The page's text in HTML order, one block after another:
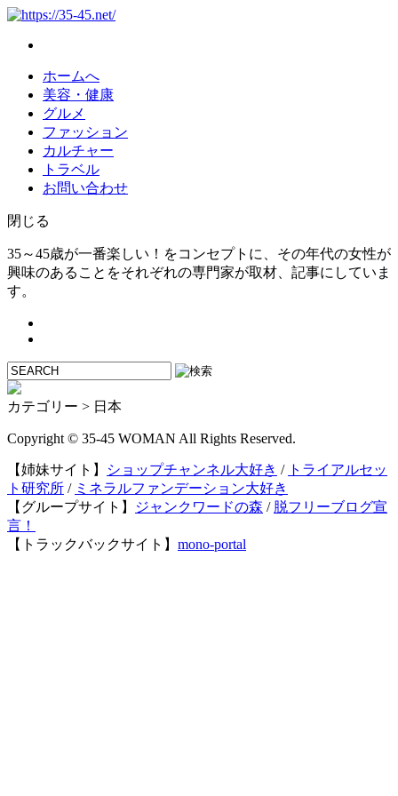
ホームへ
美容・健康
グルメ
ファッション
カルチャー
トラベル
お問い合わせ
閉じる
35～45歳が一番楽しい！をコンセプトに、その年代の女性が
興味のあることをそれぞれの専門家が取材、記事にしていま
す。
カテゴリー > 日本
Copyright © 35-45 WOMAN All Rights Reserved.
【姉妹サイト】 ショップチャンネル大好き / トライアルセッ
ト研究所 / ミネラルファンデーション大好き
【グループサイト】
ジャンクワードの森 / 脱フリーブログ宣
言！
【トラックバックサイト】 mono-portal